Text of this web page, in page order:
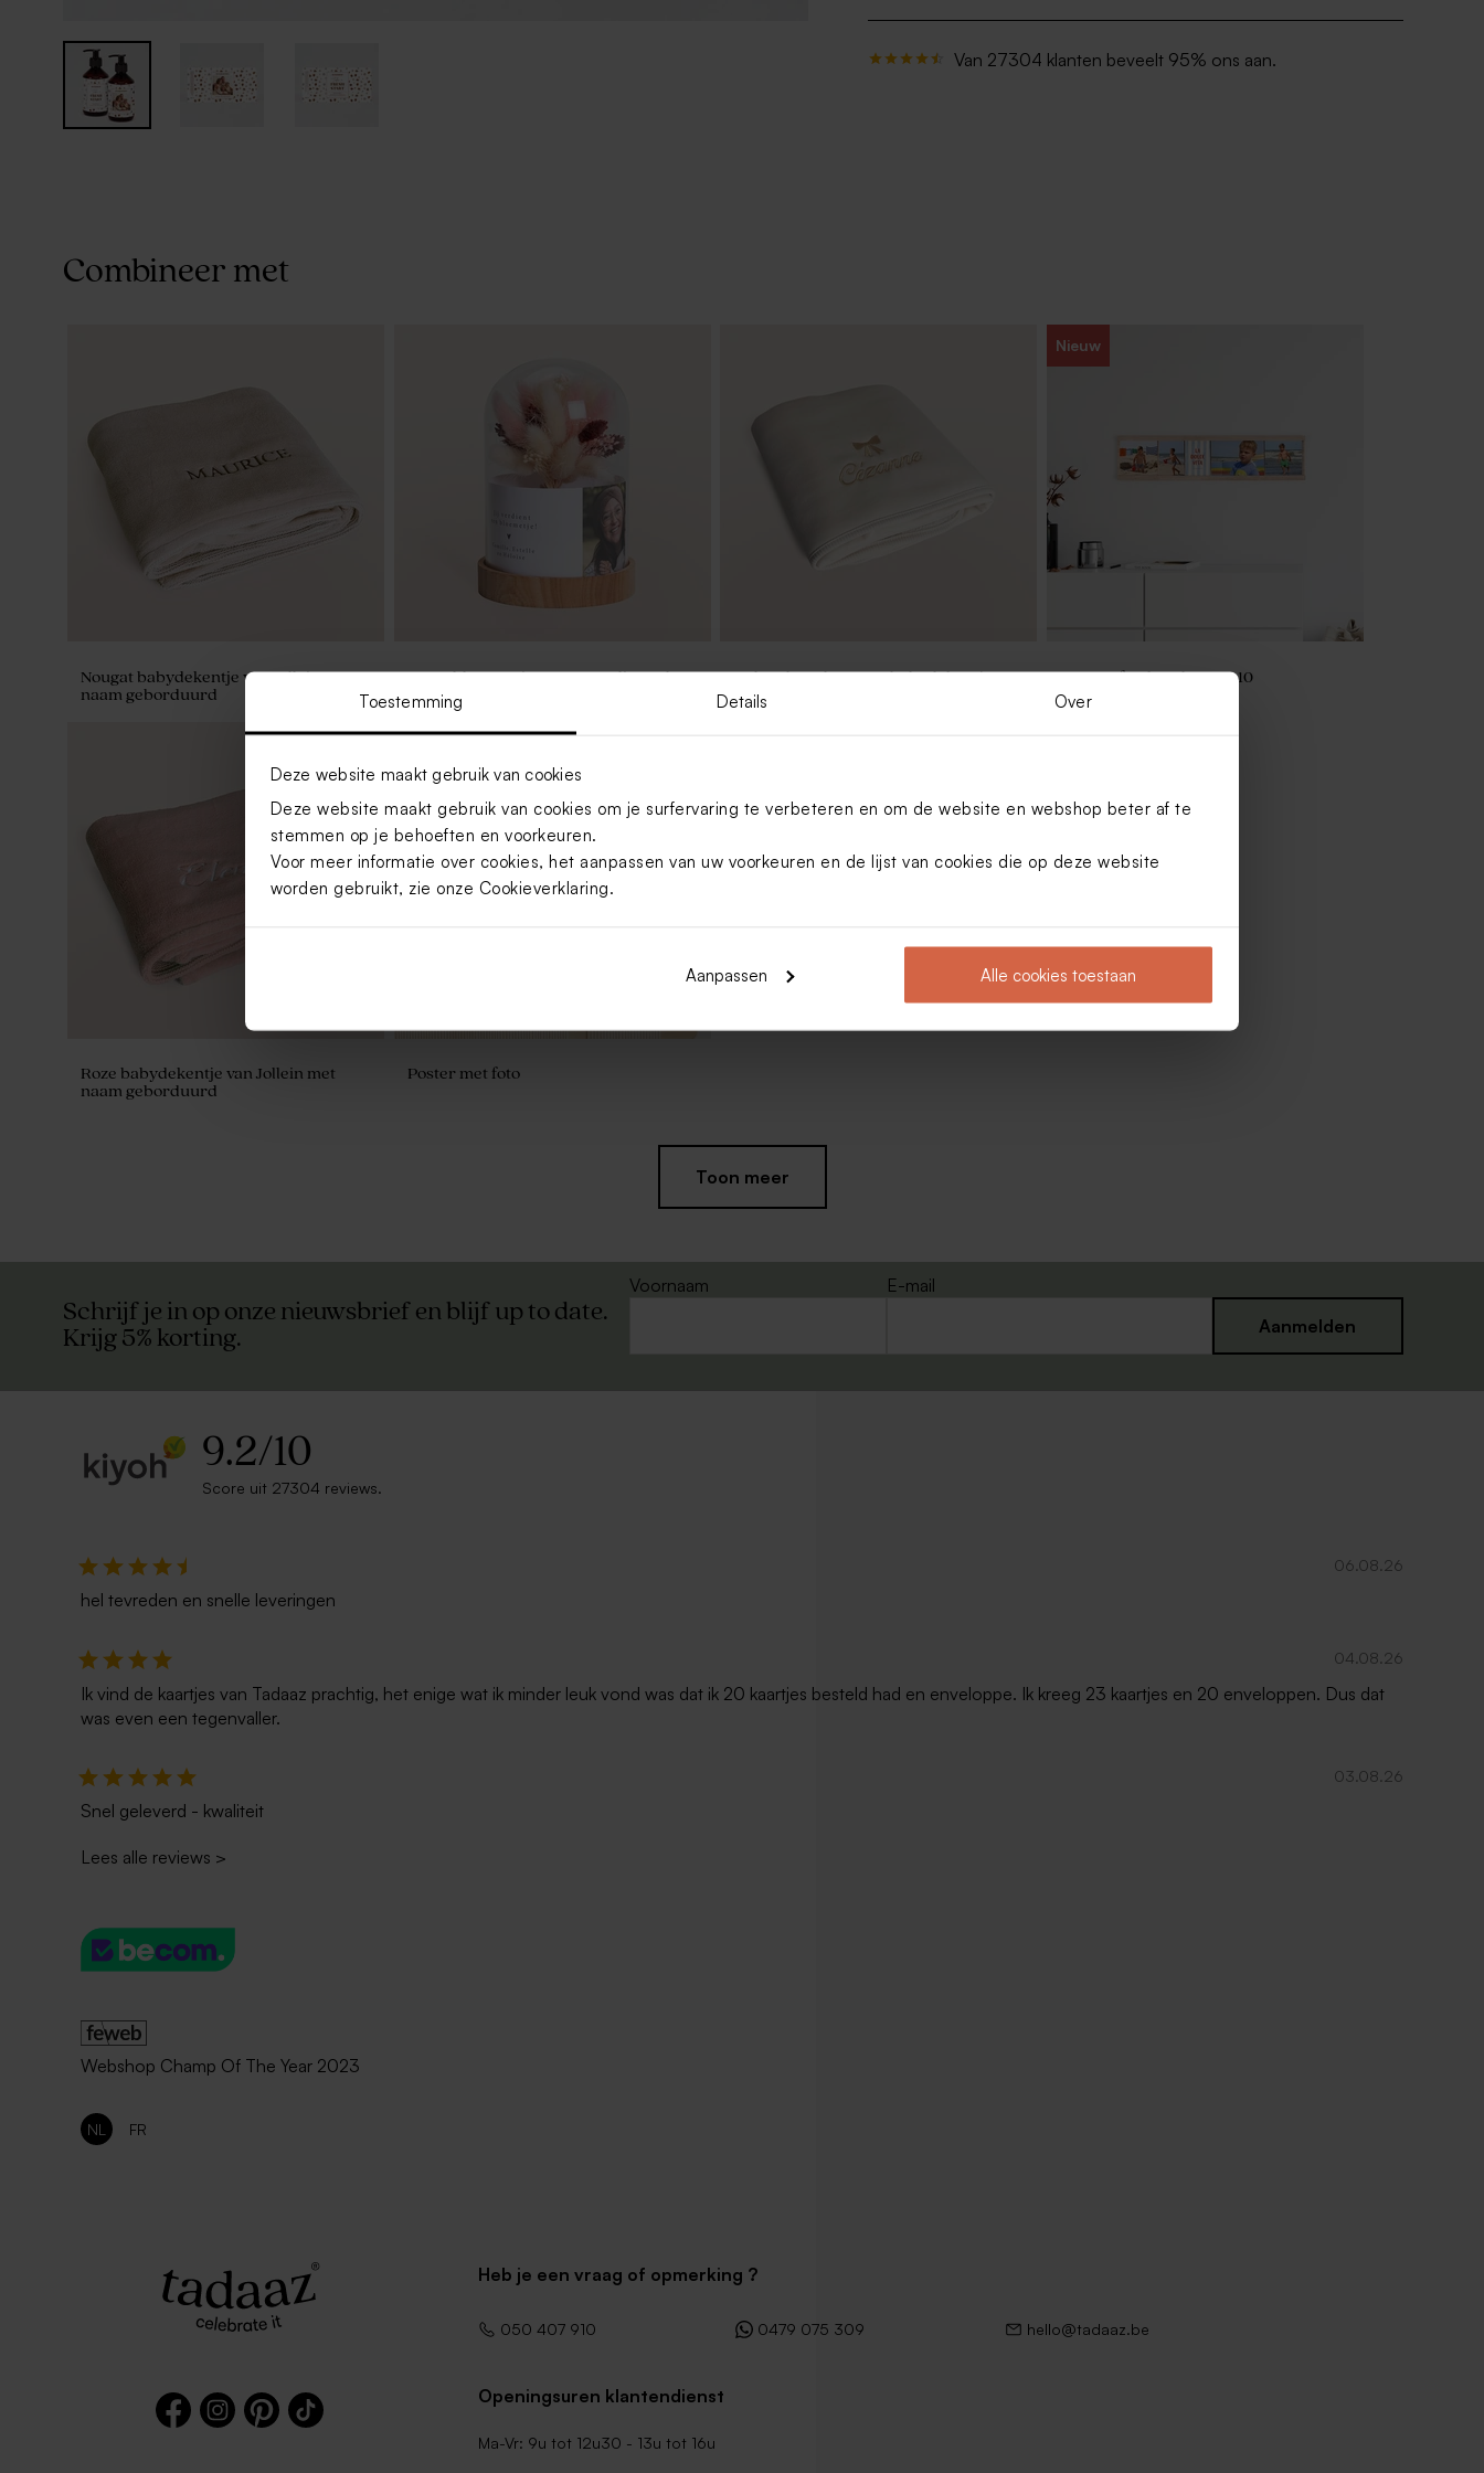
Toestemming Details Over
Deze website maakt gebruik van cookies
Deze website maakt gebruik van cookies om je surfervaring te verbeteren en om de website en webshop beter af te
stemmen op je behoeften en voorkeuren.
Voor meer informatie over cookies, het aanpassen van uw voorkeuren en de lijst van cookies die op deze website
worden gebruikt, zie onze Cookieverklaring.
Aanpassen Alle cookies toestaan
Van 27304 klanten beveelt 95% ons aan.
Combineer met
Nougat babydekentje van Jollein met
naam geborduurd
Droogbloemen in gepersonaliseerde
stolp met eigen tekst en foto - L
Geborduurd zomers babydekentje van
Jollein met naam en strikje
Nieuw
Houten fotohouder met 10
vakantiefoto's
Roze babydekentje van Jollein met
naam geborduurd
Poster met foto
Houten memory box | klapdeksel
Toon meer
Schrijf je in op onze nieuwsbrief en blijf up to date.
Krijg 5% korting.
Voornaam
E-mail
Aanmelden
9.2/10
Score uit 27304 reviews.
06.08.26
hel tevreden en snelle leveringen
04.08.26
Ik vind de kaartjes van Tadaaz prachtig, het enige wat ik minder leuk vond was dat ik 20 kaartjes besteld had en enveloppe. Ik kreeg 23 kaartjes en 20 enveloppen. Dus dat
was even een tegenvaller.
03.08.26
Snel geleverd - kwaliteit
Lees alle reviews >
Webshop Champ Of The Year 2023
NL FR
Heb je een vraag of opmerking ?
050 407 910 0479 075 309 hello@tadaaz.be
Openingsuren klantendienst
Ma-Vr: 9u tot 12u30 - 13u tot 16u